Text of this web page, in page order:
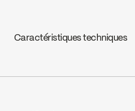
Caractéristiques techniques
Céramique, FC9AC007